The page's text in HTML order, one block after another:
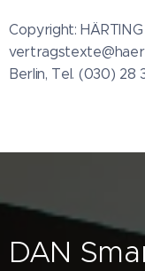
Copyright:
Berlin, Tel. (030) 28
DAN